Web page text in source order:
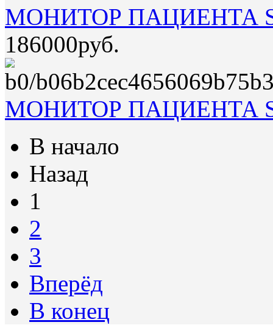
МОНИТОР ПАЦИЕНТА
186000руб.
МОНИТОР ПАЦИЕНТА
В начало
Назад
1
2
3
Вперёд
В конец